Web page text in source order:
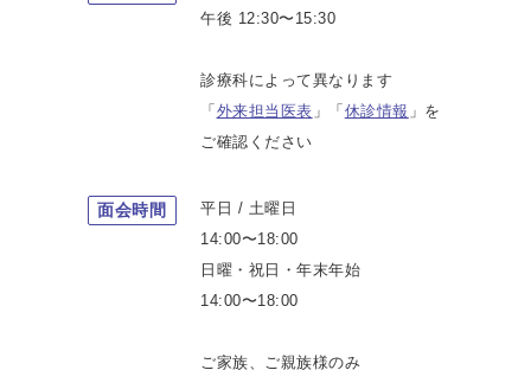
午後 12:30〜15:30
診療科によって異なります
「 外来担当医表 」「 休診情報 」を
ご確認ください
面会時間
平日 / 土曜日
14:00〜18:00
日曜・祝日・年末年始
14:00〜18:00
ご家族、ご親族様のみ